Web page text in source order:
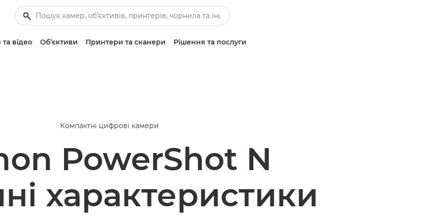
відео Об’єктиви Принтери та сканери Рішення та послуги
Компактні цифрові камери
PowerShot N
характеристики